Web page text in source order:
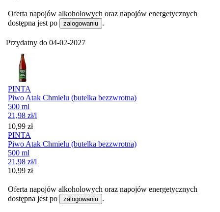
Oferta napojów alkoholowych oraz napojów energetycznych
dostępna jest po
zalogowaniu .
Przydatny do 04-02-2027
PINTA
Piwo Atak Chmielu (butelka bezzwrotna)
500 ml
21,98 zł/l
Cena
10,99 zł
PINTA
Piwo Atak Chmielu (butelka bezzwrotna)
500 ml
21,98 zł/l
Cena
10,99 zł
Oferta napojów alkoholowych oraz napojów energetycznych
dostępna jest po
zalogowaniu .